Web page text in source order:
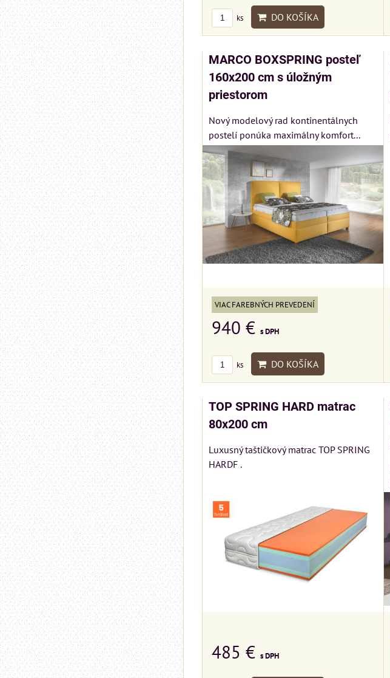
ks DO KOŠÍKA
MARCO BOXSPRING posteľ
160x200 cm s úložným
priestorom
Nový modelový rad kontinentálnych
postelí ponúka maximálny komfort...
VIAC FAREBNÝCH PREVEDENÍ
940 € s DPH
ks DO KOŠÍKA
TOP SPRING HARD matrac
80x200 cm
Luxusný taštičkový matrac TOP SPRING
HARDF .
485 € s DPH